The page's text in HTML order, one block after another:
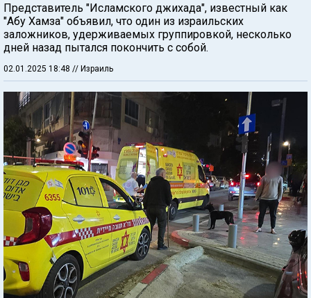
Представитель "Исламского джихада", известный как
"Абу Хамза" объявил, что один из израильских
заложников, удерживаемых группировкой, несколько
дней назад пытался покончить с собой.
02.01.2025 18:48 // Израиль